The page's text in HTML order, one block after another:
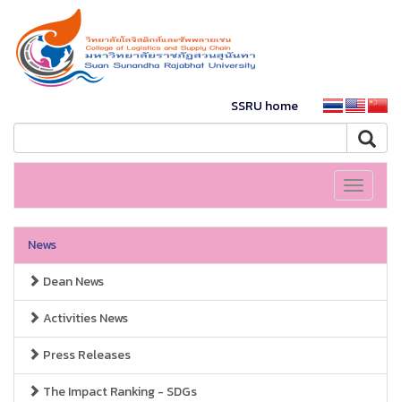
SSRU home
Toggle
News
Dean News
Activities News
Press Releases
The Impact Ranking - SDGs